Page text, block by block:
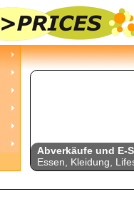
Abverkäufe und E-
Essen, Kleidung,